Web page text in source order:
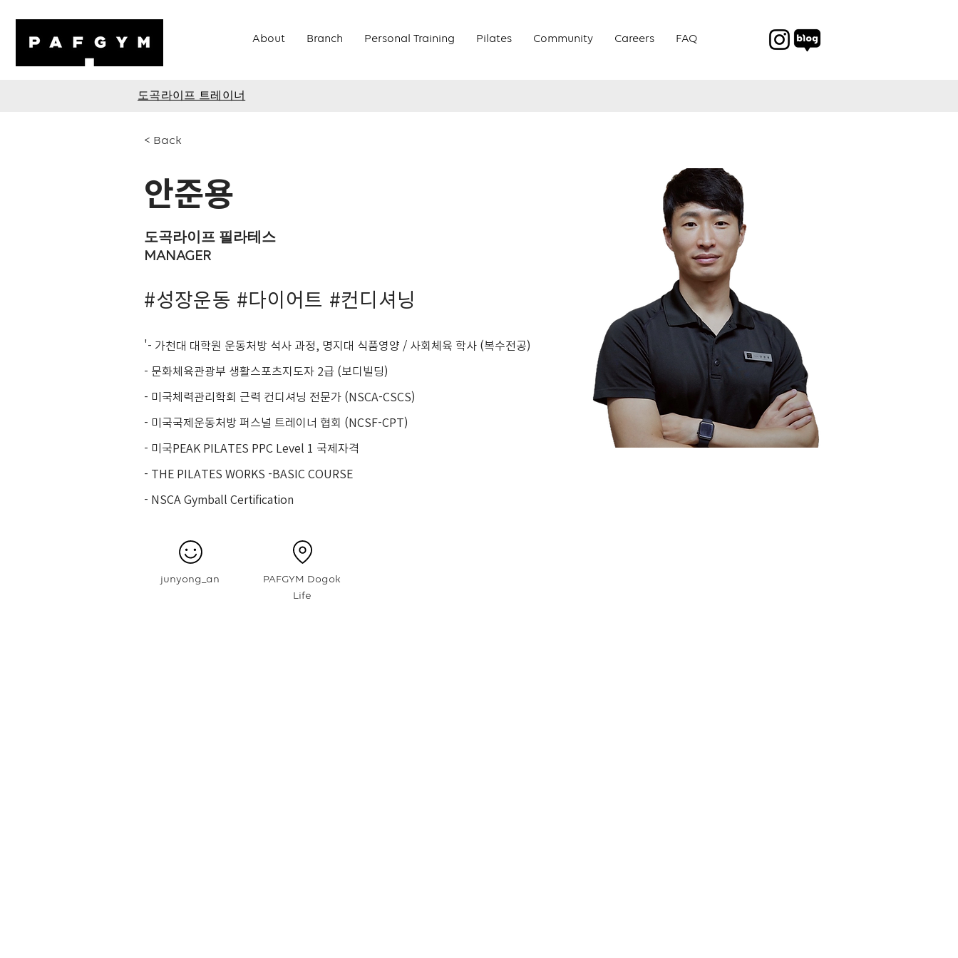
About Branch Personal Training Pilates Community Careers FAQ
도곡라이프 트레이너
< Back
안준용
도곡라이프 필라테스
MANAGER
#성장운동 #다이어트 #컨디셔닝
'- 가천대 대학원 운동처방 석사 과정, 명지대 식품영양 / 사회체육 학사 (복수전공)
- 문화체육관광부 생활스포츠지도자 2급 (보디빌딩)
- 미국체력관리학회 근력 컨디셔닝 전문가 (NSCA-CSCS)
- 미국국제운동처방 퍼스널 트레이너 협회 (NCSF-CPT)
- 미국PEAK PILATES PPC Level 1 국제자격
- THE PILATES WORKS -BASIC COURSE
- NSCA Gymball Certification
junyong_an
PAFGYM Dogok
Life